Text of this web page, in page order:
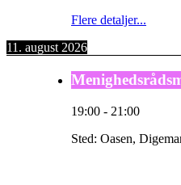
Flere detaljer...
11. august 2026
19:00 - 21:00
Sted: Oasen,